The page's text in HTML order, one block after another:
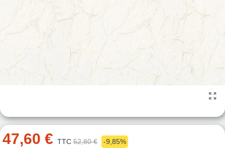
47,60 € TTC 52,80 €
-9,85%